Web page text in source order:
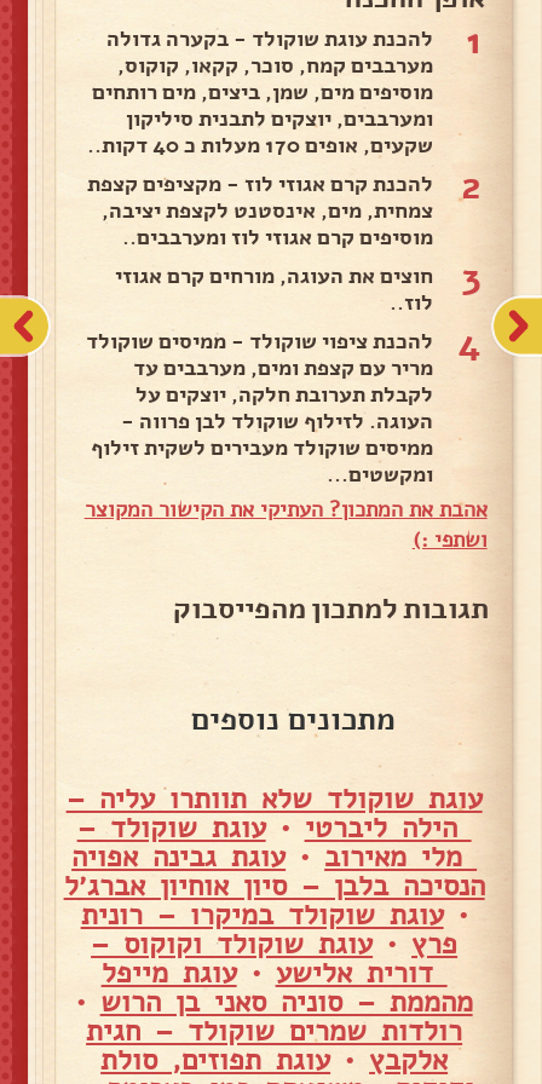
1
להכנת עוגת שוקולד - בקערה גדולה
מערבבים קמח, סוכר, קקאו, קוקוס,
מוסיפים מים, שמן, ביצים, מים רותחים
ומערבבים, יוצקים לתבנית סיליקון
שקעים, אופים 170 מעלות כ 40 דקות..
2
להכנת קרם אגוזי לוז - מקציפים קצפת
צמחית, מים, אינסטנט לקצפת יציבה,
מוסיפים קרם אגוזי לוז ומערבבים..
3
חוצים את העוגה, מורחים קרם אגוזי
לוז..
4
להכנת ציפוי שוקולד - ממיסים שוקולד
מריר עם קצפת ומים, מערבבים עד
לקבלת תערובת חלקה, יוצקים על
העוגה. לזילוף שוקולד לבן פרווה -
ממיסים שוקולד מעבירים לשקית זילוף
ומקשטים...
אהבת את המתכון? העתיקי את הקישור המקוצר
ושתפי :)
תגובות למתכון מהפייסבוק
מתכונים נוספים
עוגת שוקולד שלא תוותרו עליה –
הילה ליברטי •עוגת שוקולד –
מלי מאירוב •עוגת גבינה אפויה
הנסיכה בלבן – סיון אוחיון אברג׳ל
•עוגת שוקולד במיקרו – רונית
פרץ •עוגת שוקולד וקוקוס –
דורית אלישע •עוגת מייפל
מהממת – סוניה סאני בן הרוש •
רולדות שמרים שוקולד – חגית
אלקבץ •עוגת תפוזים, סולת